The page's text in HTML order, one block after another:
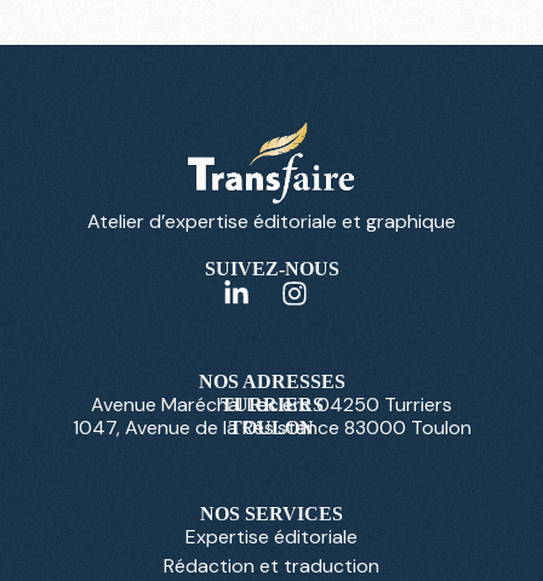
Atelier d’expertise éditoriale et graphique
SUIVEZ-NOUS
NOS ADRESSES
TURRIERS
Avenue Maréchal Leclerc 04250 Turriers
TOULON
1047, Avenue de la Résistance 83000 Toulon
NOS SERVICES
Expertise éditoriale
Rédaction et traduction